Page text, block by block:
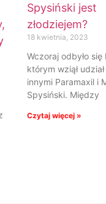
Spysiński jest
złodziejem?
18 kwietnia, 2023
Wczoraj odbyło się
którym wziął
innymi Paramaxil i
Spysiński. Między
Czytaj więcej »